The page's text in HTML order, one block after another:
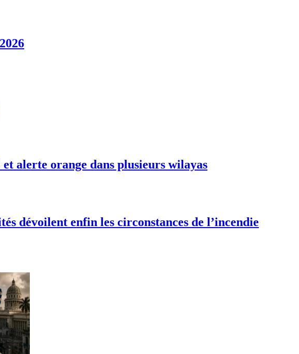
alerte orange dans plusieurs wilayas
dévoilent enfin les circonstances de l’incendie